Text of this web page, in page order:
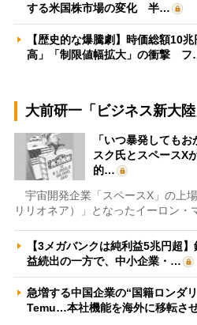
する米国株市場の変化 半…
【歴史的な爆騰劇】時価総額10
高」「制限値幅拡大」の衝撃
大前研一「ビジネス新大
「いつ暴発しても
スク氏とスペースX
的…
宇宙開発企業「スペースX」の上
リリオネア）」となったイーロン・
【3メガバンクは純利益5兆円超
益続出の一方で、中小企業・…
急増する中国企業の“国籍ロンダ
Temu…本社機能を海外に移転さ